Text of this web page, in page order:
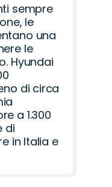
sempre
le
una
le
Hyundai
di circa
a 1.300
di
in Italia e